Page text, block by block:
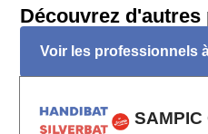
Découvrez
Voir les professionnels
SAMPIC